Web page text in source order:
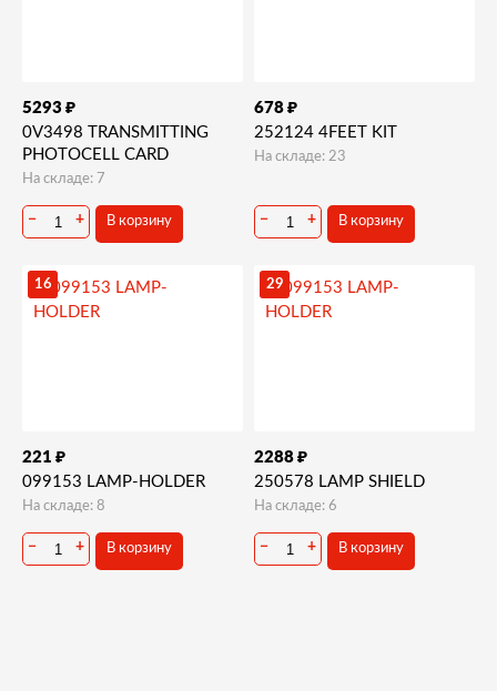
5293 ₽
0V3498 TRANSMITTING
PHOTOCELL CARD
На складе: 7
− + В корзину
678₽
252124 4FEET KIT
На складе: 23
− + В корзину
16
221 ₽
099153 LAMP-HOLDER
На складе: 8
− + В корзину
29
2288₽
250578 LAMP SHIELD
На складе: 6
− + В корзину